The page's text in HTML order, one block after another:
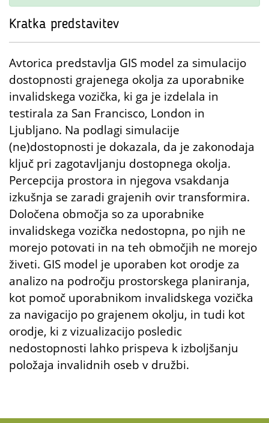
Kratka predstavitev
Avtorica predstavlja GIS model za simulacijo
dostopnosti grajenega okolja za uporabnike
invalidskega vozička, ki ga je izdelala in
testirala za San Francisco, London in
Ljubljano. Na podlagi simulacije
(ne)dostopnosti je dokazala, da je zakonodaja
ključ pri zagotavljanju dostopnega okolja.
Percepcija prostora in njegova vsakdanja
izkušnja se zaradi grajenih ovir transformira.
Določena območja so za uporabnike
invalidskega vozička nedostopna, po njih ne
morejo potovati in na teh območjih ne morejo
živeti. GIS model je uporaben kot orodje za
analizo na področju prostorskega planiranja,
kot pomoč uporabnikom invalidskega vozička
za navigacijo po grajenem okolju, in tudi kot
orodje, ki z vizualizacijo posledic
nedostopnosti lahko prispeva k izboljšanju
položaja invalidnih oseb v družbi.